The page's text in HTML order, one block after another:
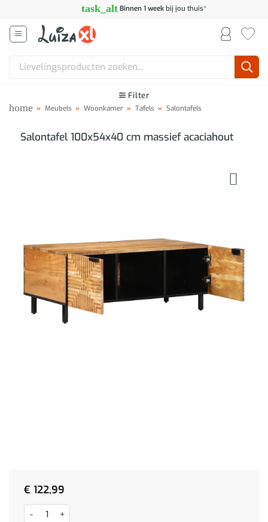
inhoud
task_alt Binnen 1 weekbij jou thuis*
Zoeken
Filter
home » Meubels » Woonkamer » Tafels » Salontafels
Salontafel 100x54x40 cm massief acaciahout
€ 122,99
Salontafel 100x54x40 cm massief acaciahout aantal